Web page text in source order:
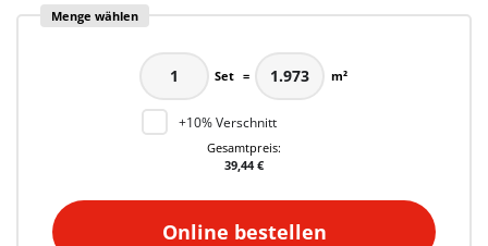
Menge wählen
Set = m²
+10% Verschnitt
Gesamtpreis:
39,44 €
Online bestellen